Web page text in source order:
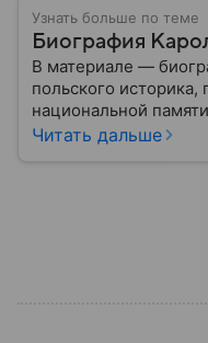
Узнать больше по теме
Биография
В материале —
польского историка,
национальной
и президента
Читать дальше